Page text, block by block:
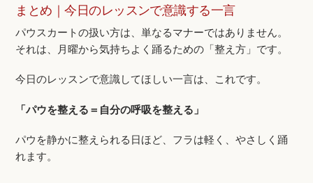
まとめ｜今日のレッスンで意識する一言
パウスカートの扱い方は、単なるマナーではありません。
それは、月曜から気持ちよく踊るための「整え方」です。
今日のレッスンで意識してほしい一言は、これです。
「パウを整える＝自分の呼吸を整える」
パウを静かに整えられる日ほど、フラは軽く、やさしく踊
れます。